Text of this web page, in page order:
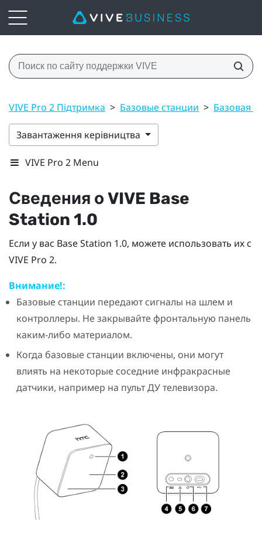
VIVE Pro 2 Підтримка > Базовые станции > Базовая
Завантаження керівництва
VIVE Pro 2 Menu
Сведения о VIVE Base
Station 1.0
Если у вас Base Station 1.0, можете использовать их с
VIVE Pro 2.
Внимание!:
Базовые станции передают сигналы на шлем и
контроллеры. Не закрывайте фронтальную панель
каким-либо материалом.
Когда базовые станции включены, они могут
влиять на некоторые соседние инфракрасные
датчики, например на пульт ДУ телевизора.